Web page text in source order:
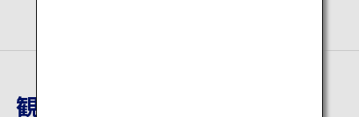
観光地詳細